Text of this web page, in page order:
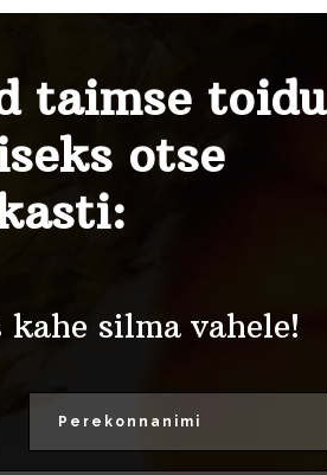
taimse toidu
otse
silma vahele!